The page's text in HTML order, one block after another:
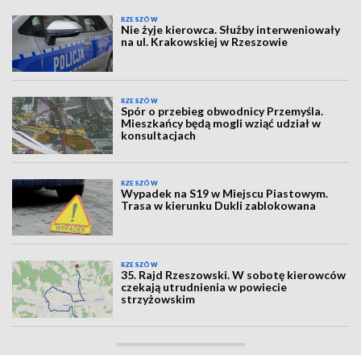
RZESZÓW
Nie żyje kierowca. Służby interweniowały
na ul. Krakowskiej w Rzeszowie
RZESZÓW
Spór o przebieg obwodnicy Przemyśla.
Mieszkańcy będą mogli wziąć udział w
konsultacjach
RZESZÓW
Wypadek na S19 w Miejscu Piastowym.
Trasa w kierunku Dukli zablokowana
RZESZÓW
35. Rajd Rzeszowski. W sobotę kierowców
czekają utrudnienia w powiecie
strzyżowskim